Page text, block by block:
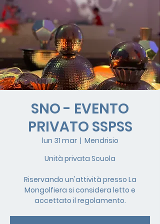
SNO - EVENTO
PRIVATO SSPSS
lun 31 mar
  |
Mendrisio
Unità privata Scuola
Riservando un'attività presso La
Mongolfiera si considera letto e
accettato il regolamento.